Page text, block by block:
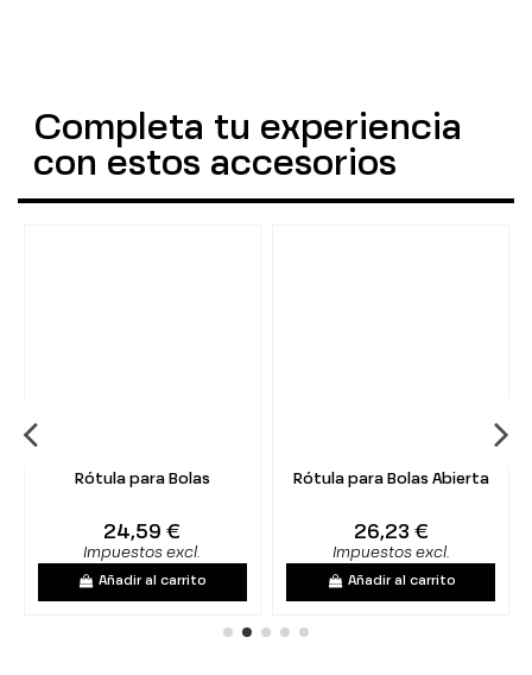
Completa tu experiencia
con estos accesorios
Rótula para Bolas
24,59 €
Impuestos excl.
Añadir al carrito
Rótula para Bolas Abierta
26,23 €
Impuestos excl.
Añadir al carrito